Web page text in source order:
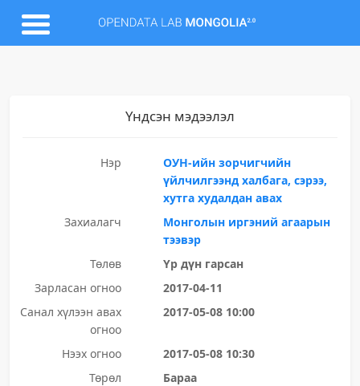
Үндсэн мэдээлэл
Нэр
ОУН-ийн зорчигчийн
үйлчилгээнд халбага, сэрээ,
хутга худалдан авах
Захиалагч
Монголын иргэний агаарын
тээвэр
Төлөв
Үр дүн гарсан
Зарласан огноо
2017-04-11
Санал хүлээн авах
огноо
2017-05-08 10:00
Нээх огноо
2017-05-08 10:30
Төрөл
Бараа